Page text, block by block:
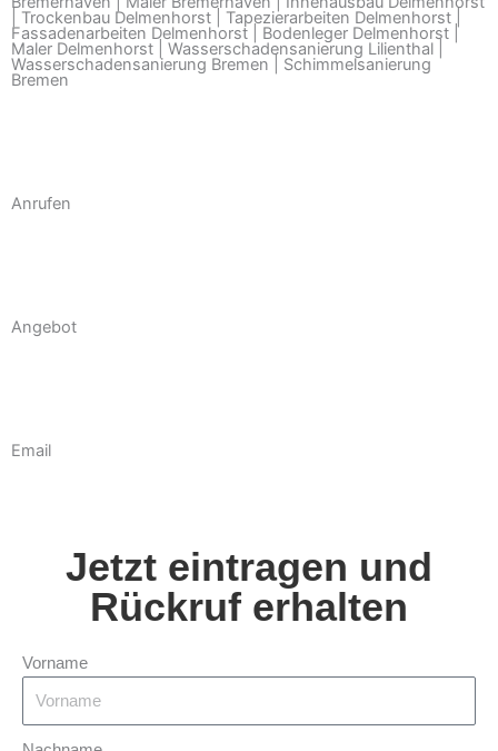
Trockenbau Delmenhorst Tapezierarbeiten Delmenhorst
Fassadenarbeiten Delmenhorst Bodenleger Delmenhorst |
Maler Delmenhorst Wasserschadensanierung Lilienthal
Wasserschadensanierung Bremen Schimmelsanierung
Bremen
Anrufen
Angebot
Email
Jetzt eintragen und
Rückruf erhalten
Vorname